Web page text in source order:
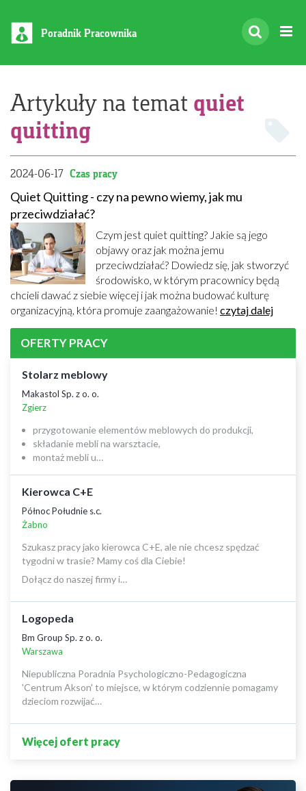
Poradnik Pracownika
Artykuły na temat quiet
quitting
2024-06-17 Czas pracy
Quiet Quitting - czy na pewno wiemy, jak mu
przeciwdziałać?
Czym jest quiet quitting? Jakie są jego
objawy oraz jak można jemu
przeciwdziałać? Dowiedz się, jak stworzyć
środowisko, w którym pracownicy będą
chcieli dawać z siebie więcej i jak można budować kulturę
organizacyjną, która promuje zaangażowanie! czytaj dalej
OFERTY PRACY
Stolarz meblowy
Makastol Sp. z o. o.
Zgierz
przygotowanie elementów meblowych do produkcji,
składanie mebli na warsztacie,
montaż mebli u…
Kierowca C+E
Północ Południe s.c.
Żabno
Szukasz pracy jako kierowca C+E, ale nie chcesz spędzać
tygodni w trasie? Mamy coś dla Ciebie!
Dołącz do naszej firmy i…
Logopeda
Bm Group Sp. z o. o.
Warszawa
Niepubliczna Poradnia Psychologiczno-Pedagogiczna
'Centrum Akson' to miejsce, w którym codziennie pomagamy
dzieciom rozwijać…
Więcej ofert pracy